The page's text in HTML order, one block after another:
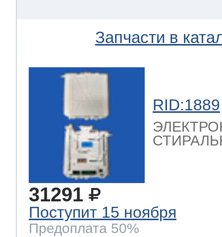
Запчасти в
RID:1889
31291
Поступит 15 ноября
Предоплата 50%